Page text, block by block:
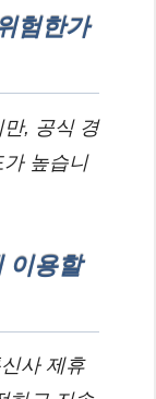
험한가
, 공식 경
가 높습니
이용할
사 제휴